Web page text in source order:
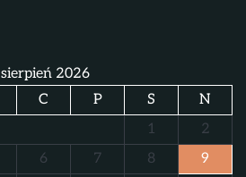
sierpień 2026
C P S
N
1
2
6 7 8
9